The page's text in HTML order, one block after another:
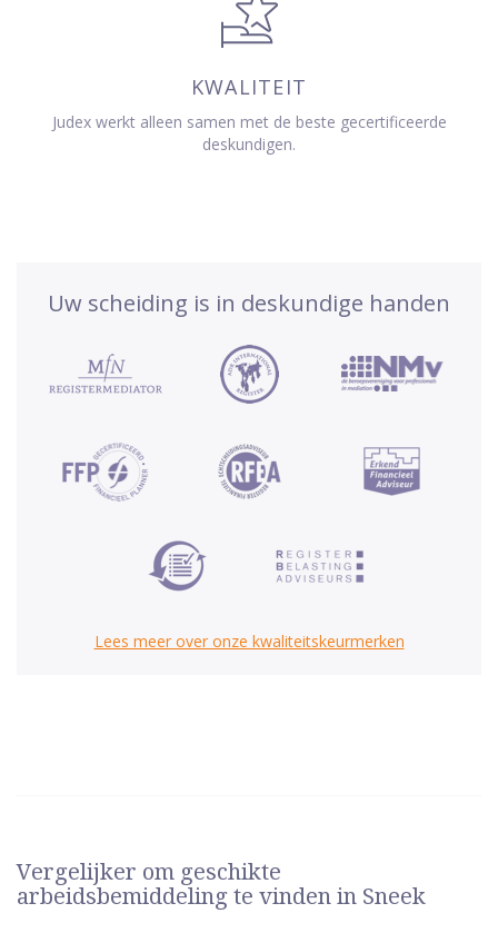
KWALITEIT
Judex werkt alleen samen met de beste gecertificeerde
deskundigen.
Uw scheiding is in deskundige handen
Lees meer over onze kwaliteitskeurmerken
Vergelijker om geschikte
arbeidsbemiddeling te vinden in Sneek